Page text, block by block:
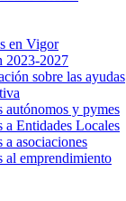
en Vigor
2023-2027
sobre las ayudas
autónomos y pymes
a Entidades Locales
a asociaciones
al emprendimiento